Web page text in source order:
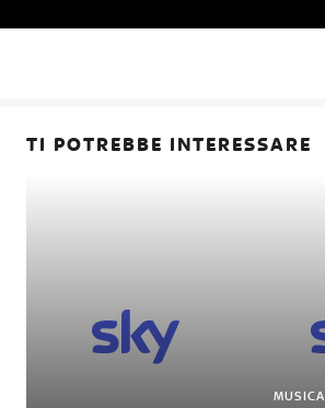
TI POTREBBE INTERESSARE
MUSICA